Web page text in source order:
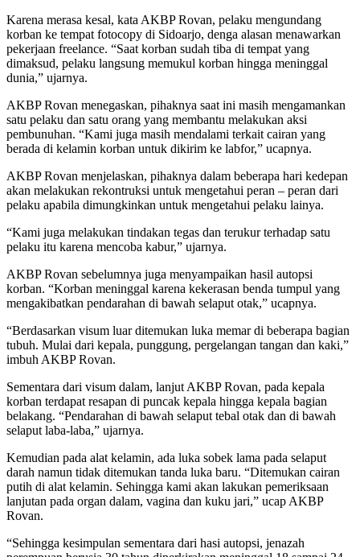
Karena merasa kesal, kata AKBP Rovan, pelaku mengundang
korban ke tempat fotocopy di Sidoarjo, denga alasan menawarkan
pekerjaan freelance. “Saat korban sudah tiba di tempat yang
dimaksud, pelaku langsung memukul korban hingga meninggal
dunia,” ujarnya.
AKBP Rovan menegaskan, pihaknya saat ini masih mengamankan
satu pelaku dan satu orang yang membantu melakukan aksi
pembunuhan. “Kami juga masih mendalami terkait cairan yang
berada di kelamin korban untuk dikirim ke labfor,” ucapnya.
AKBP Rovan menjelaskan, pihaknya dalam beberapa hari kedepan
akan melakukan rekontruksi untuk mengetahui peran – peran dari
pelaku apabila dimungkinkan untuk mengetahui pelaku lainya.
“Kami juga melakukan tindakan tegas dan terukur terhadap satu
pelaku itu karena mencoba kabur,” ujarnya.
AKBP Rovan sebelumnya juga menyampaikan hasil autopsi
korban. “Korban meninggal karena kekerasan benda tumpul yang
mengakibatkan pendarahan di bawah selaput otak,” ucapnya.
“Berdasarkan visum luar ditemukan luka memar di beberapa bagian
tubuh. Mulai dari kepala, punggung, pergelangan tangan dan kaki,”
imbuh AKBP Rovan.
Sementara dari visum dalam, lanjut AKBP Rovan, pada kepala
korban terdapat resapan di puncak kepala hingga kepala bagian
belakang. “Pendarahan di bawah selaput tebal otak dan di bawah
selaput laba-laba,” ujarnya.
Kemudian pada alat kelamin, ada luka sobek lama pada selaput
darah namun tidak ditemukan tanda luka baru. “Ditemukan cairan
putih di alat kelamin. Sehingga kami akan lakukan pemeriksaan
lanjutan pada organ dalam, vagina dan kuku jari,” ucap AKBP
Rovan.
“Sehingga kesimpulan sementara dari hasi autopsi, jenazah